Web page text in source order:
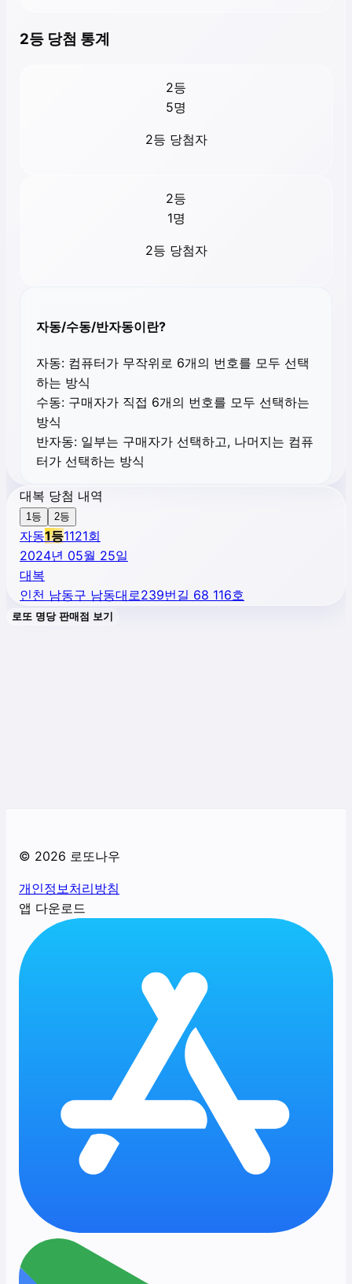
2등 당첨 통계
2등
5명
2등 당첨자
2등
1명
2등 당첨자
자동/수동/반자동이란?
자동: 컴퓨터가 무작위로 6개의 번호를 모두 선택
하는 방식
수동: 구매자가 직접 6개의 번호를 모두 선택하는
방식
반자동: 일부는 구매자가 선택하고, 나머지는 컴퓨
터가 선택하는 방식
대복 당첨 내역
1등 2등
자동1등1121회
2024년 05월 25일
대복
인천 남동구 남동대로239번길 68 116호
로또 명당 판매점 보기
© 2026 로또나우
개인정보처리방침
앱 다운로드